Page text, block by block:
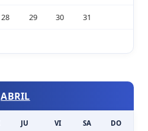
28 29 30 31
ABRIL
JU VI SA DO